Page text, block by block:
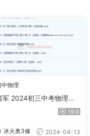
中物理
军 2024初三中考物理视
程 春季班（下） 百度云19.9
冰火奥3修 2024-04-13